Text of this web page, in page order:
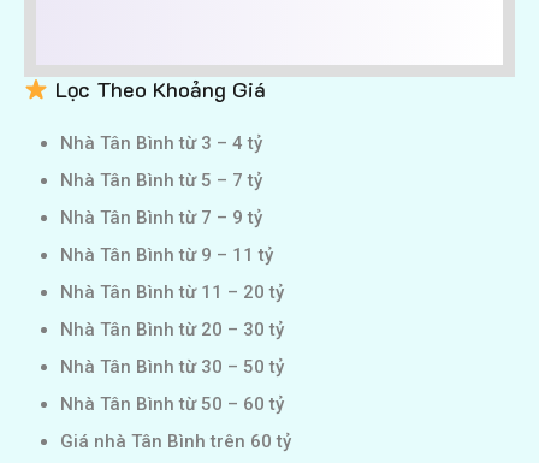
Lọc Theo Khoảng Giá
Nhà Tân Bình từ 3 – 4 tỷ
Nhà Tân Bình từ 5 – 7 tỷ
Nhà Tân Bình từ 7 – 9 tỷ
Nhà Tân Bình từ 9 – 11 tỷ
Nhà Tân Bình từ 11 – 20 tỷ
Nhà Tân Bình từ 20 – 30 tỷ
Nhà Tân Bình từ 30 – 50 tỷ
Nhà Tân Bình từ 50 – 60 tỷ
Giá nhà Tân Bình trên 60 tỷ